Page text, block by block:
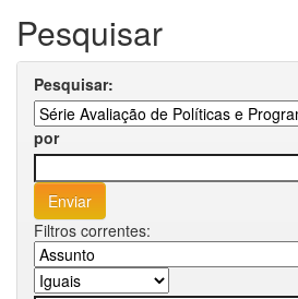
Pesquisar
Pesquisar:
por
Filtros correntes: